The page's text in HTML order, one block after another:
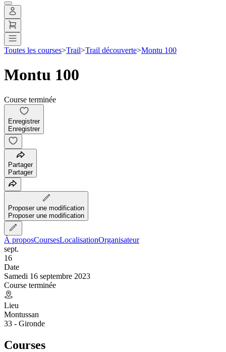
Toutes les courses>Trail>Trail découverte>Montu 100
Montu 100
Course terminée
Enregistrer
Enregistrer
Partager
Partager
Proposer une modification
Proposer une modification
À proposCoursesLocalisationOrganisateur
sept.
16
Date
Samedi 16 septembre 2023
Course terminée
Lieu
Montussan
33 - Gironde
Courses